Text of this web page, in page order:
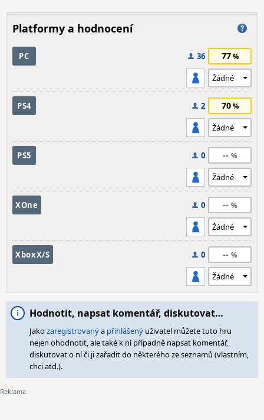
Platformy a hodnocení
PC 36 77
PS4 2 70
PS5 0 --
XOne 0 --
XboxX/S 0 --
Hodnotit, napsat komentář, diskutovat…
Jakozaregistrovanýa přihlášený uživatel můžete tuto hru
nejen ohodnotit, ale také k ní případně napsat komentář,
diskutovat o ní či ji zařadit do některého ze seznamů (vlastním,
chci atd.).